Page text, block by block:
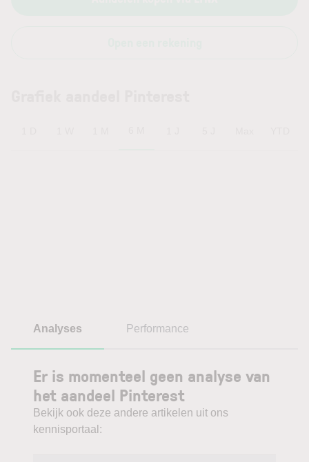
Analyses Performance
Er is momenteel geen analyse van
het aandeel Pinterest
Bekijk ook deze andere artikelen uit ons
kennisportaal: